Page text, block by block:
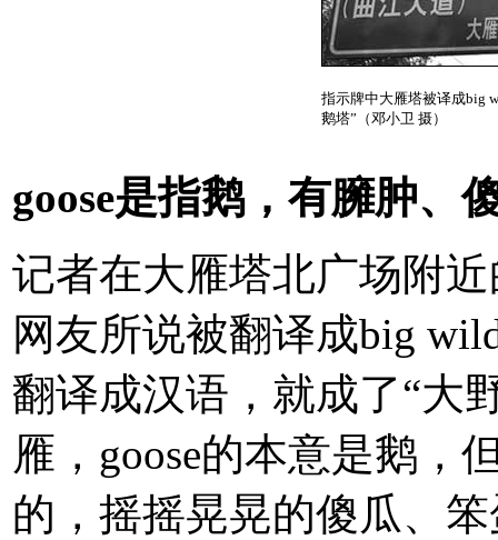
指示牌中大雁塔被译成big
鹅塔”（邓小卫 摄）
goose是指鹅，有臃肿、
记者在大雁塔北广场附
网友所说被翻译成big
翻译成汉语，就成了“大
雁，goose的本意是鹅，
的，摇摇晃晃的傻瓜、